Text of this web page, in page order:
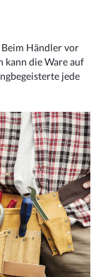
Händler vor
die Ware auf
jede